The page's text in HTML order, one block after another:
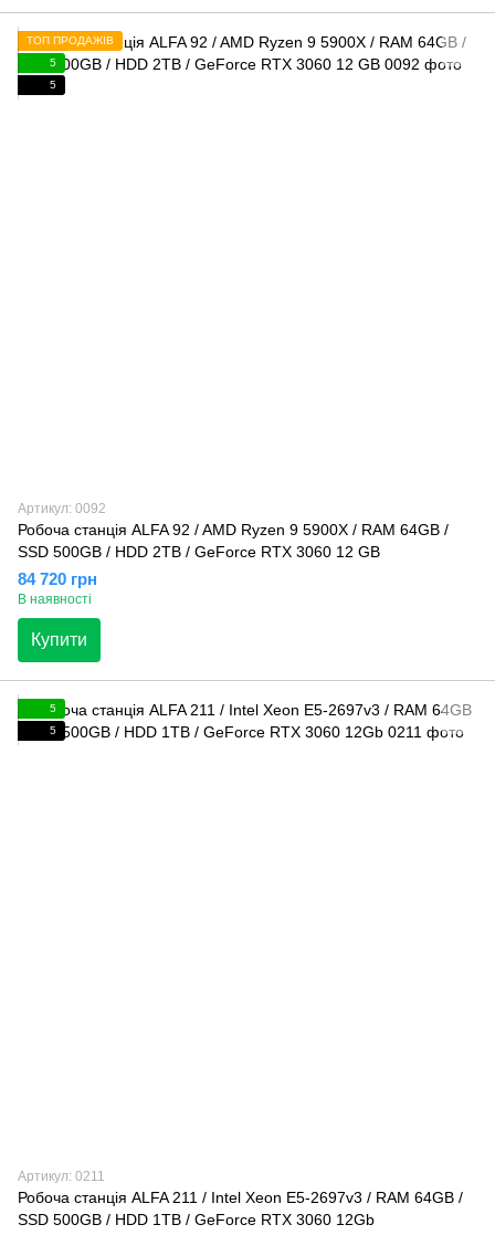
ТОП ПРОДАЖІВ
5
5
Артикул: 0092
Робоча станція ALFA 92 / AMD Ryzen 9 5900X / RAM 64GB /
SSD 500GB / HDD 2TB / GeForce RTX 3060 12 GB
84 720 грн
В наявності
Купити
5
5
Артикул: 0211
Робоча станція ALFA 211 / Intel Xeon E5-2697v3 / RAM 64GB /
SSD 500GB / HDD 1TB / GeForce RTX 3060 12Gb